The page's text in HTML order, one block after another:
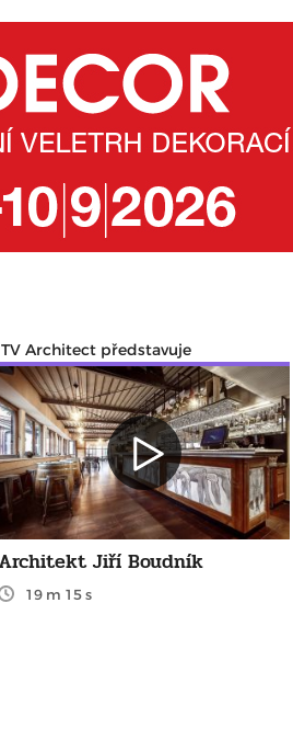
TV Architect představuje
Jiří Boudník
19 m 15 s